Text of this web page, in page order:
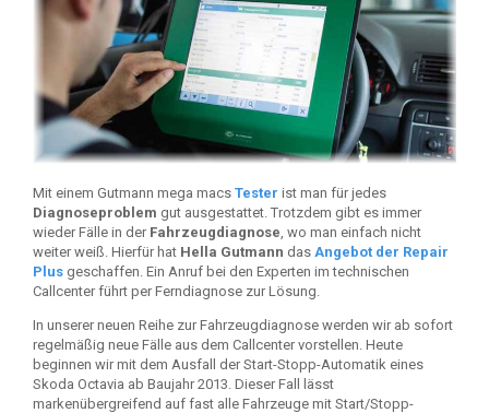
Mit einem Gutmann mega macs Tester ist man für jedes
Diagnoseproblem gut ausgestattet. Trotzdem gibt es immer
wieder Fälle in der Fahrzeugdiagnose , wo man einfach nicht
weiter weiß. Hierfür hat Hella Gutmann das Angebot der Repair
Plus geschaffen. Ein Anruf bei den Experten im technischen
Callcenter führt per Ferndiagnose zur Lösung.
In unserer neuen Reihe zur Fahrzeugdiagnose werden wir ab sofort
regelmäßig neue Fälle aus dem Callcenter vorstellen. Heute
beginnen wir mit dem Ausfall der Start-Stopp-Automatik eines
Skoda Octavia ab Baujahr 2013. Dieser Fall lässt
markenübergreifend auf fast alle Fahrzeuge mit Start/Stopp-